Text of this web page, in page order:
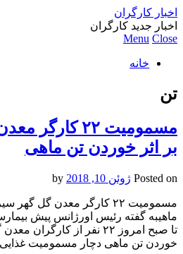
اخبار کارگران
اخبار جدید کارگران
Menu Close
خانه
تن
مسمومیت ۲۲
بر اثر خوردن تن ماهی
Posted on ژوئن 10, 2018
مسمومیت ۲۲ کارگر معدن گل
ماهیبه گفته رئیس اورژانس پیش
تا صبح امروز ۲۲ نفر از
خوردن تن ماهی دچار مسمومیت